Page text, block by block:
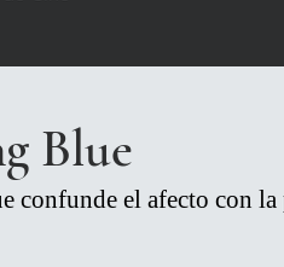
Blue
confunde el afecto con